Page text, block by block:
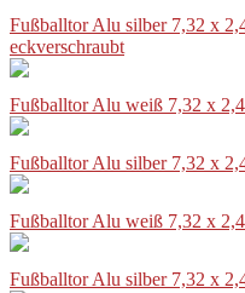
Fußballtor Alu silber 7,32 x
eckverschraubt
Fußballtor Alu weiß 7,32 x
Fußballtor Alu silber 7,32 x
Fußballtor Alu weiß 7,32 x
Fußballtor Alu silber 7,32 x